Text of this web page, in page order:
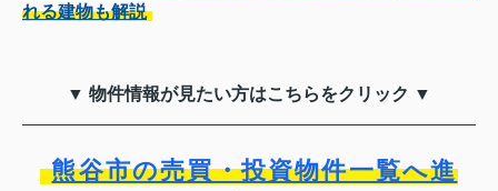
れる建物も解説
▼ 物件情報が見たい方はこちらをクリック ▼
熊谷市の売買・投資物件一覧へ進